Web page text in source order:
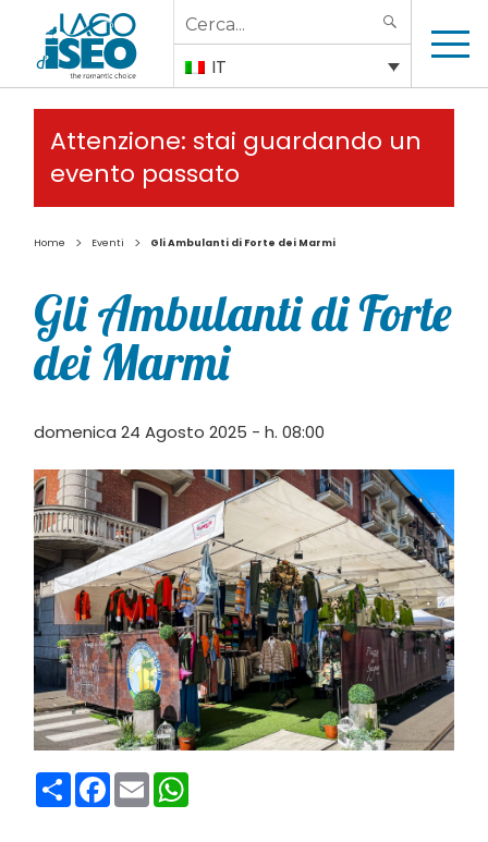
Search
for:
IT
Attenzione: stai guardando un
evento passato
Home > Eventi > Gli Ambulanti di Forte dei Marmi
Gli Ambulanti di Forte
dei Marmi
domenica 24 Agosto 2025 - h. 08:00
CondividiFacebook
Email